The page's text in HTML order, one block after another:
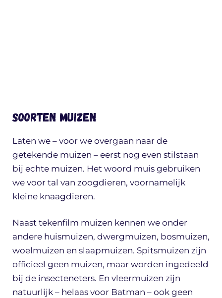
Soorten muizen
Laten we – voor we overgaan naar de
getekende muizen – eerst nog even stilstaan
bij echte muizen. Het woord muis gebruiken
we voor tal van zoogdieren, voornamelijk
kleine knaagdieren.
Naast tekenfilm muizen kennen we onder
andere huismuizen, dwergmuizen, bosmuizen,
woelmuizen en slaapmuizen. Spitsmuizen zijn
officieel geen muizen, maar worden ingedeeld
bij de insecteneters. En vleermuizen zijn
natuurlijk – helaas voor Batman – ook geen